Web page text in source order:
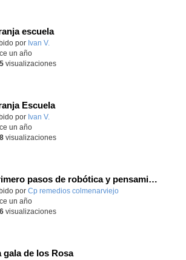
escuela
por Ivan V.
un año
visualizaciones
Escuela
educativo.
por Ivan V.
un año
visualizaciones
Primero pasos de robótica y pensamiento computacional: TRUE-TRUE
educativo.
por Cp remedios colmenarviejo-
un año
visualizaciones
gala de los Rosa